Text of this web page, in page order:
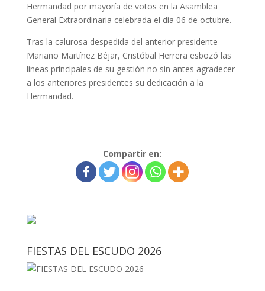
Hermandad por mayoría de votos en la Asamblea
General Extraordinaria celebrada el día 06 de octubre.
Tras la calurosa despedida del anterior presidente
Mariano Martínez Béjar, Cristóbal Herrera esbozó las
líneas principales de su gestión no sin antes agradecer
a los anteriores presidentes su dedicación a la
Hermandad.
Compartir en:
FIESTAS DEL ESCUDO 2026